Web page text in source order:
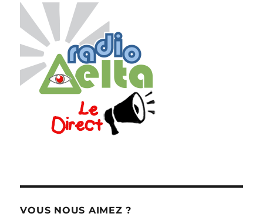
VOUS NOUS AIMEZ ?